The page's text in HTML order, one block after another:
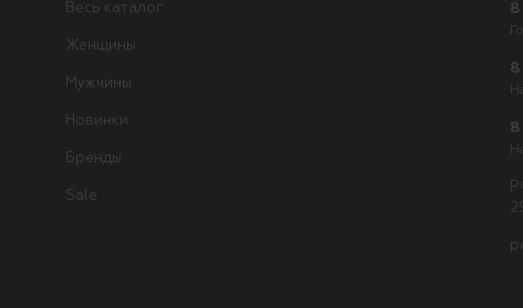
Весь каталог
Женщины
Мужчины
Новинки
Бренды
Sale
8
8
8